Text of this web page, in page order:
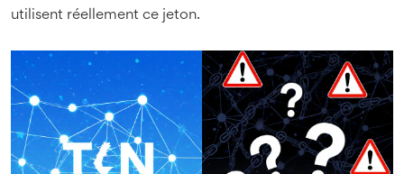
utilisent réellement ce jeton.